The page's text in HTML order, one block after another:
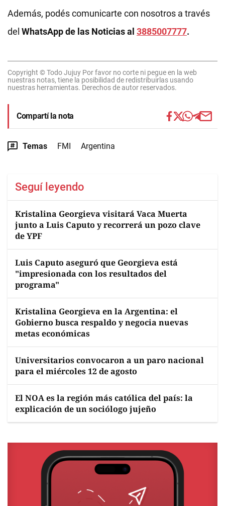
Además, podés comunicarte con nosotros a través
del WhatsApp de las Noticias al 3885007777.
Copyright © Todo Jujuy Por favor no corte ni pegue en la web
nuestras notas, tiene la posibilidad de redistribuirlas usando
nuestras herramientas. Derechos de autor reservados.
Compartí la nota
Temas FMI Argentina
Seguí leyendo
Kristalina Georgieva visitará Vaca Muerta
junto a Luis Caputo y recorrerá un pozo clave
de YPF
Luis Caputo aseguró que Georgieva está
"impresionada con los resultados del
programa"
Kristalina Georgieva en la Argentina: el
Gobierno busca respaldo y negocia nuevas
metas económicas
Universitarios convocaron a un paro nacional
para el miércoles 12 de agosto
El NOA es la región más católica del país: la
explicación de un sociólogo jujeño